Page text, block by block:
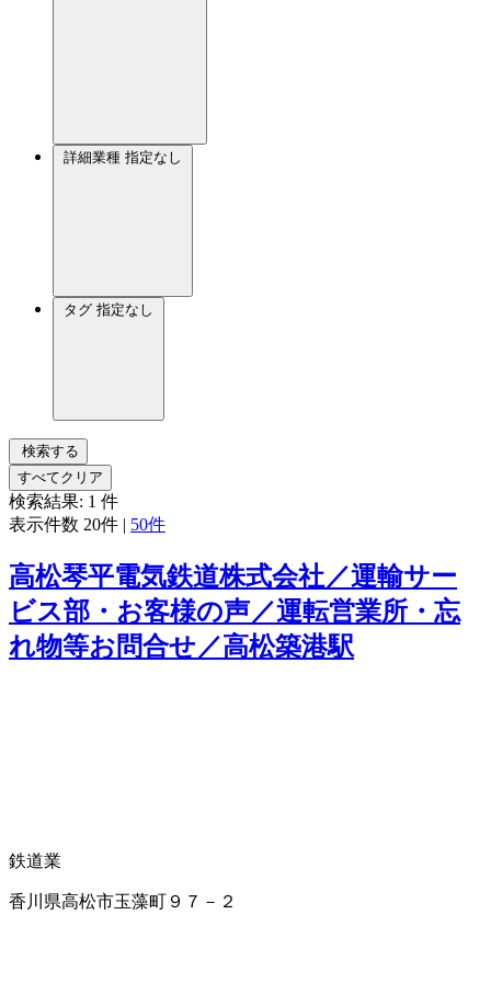
詳細業種 指定なし
タグ 指定なし
検索する
すべてクリア
検索結果: 1 件
表示件数 20件 | 50件
高松琴平電気鉄道株式会社／運輸サー
ビス部・お客様の声／運転営業所・忘
れ物等お問合せ／高松築港駅
鉄道業
香川県高松市玉藻町９７－２